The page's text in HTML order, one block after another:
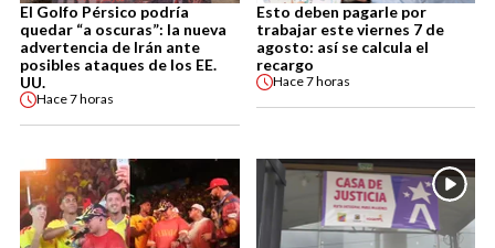
El Golfo Pérsico podría
quedar “a oscuras”: la nueva
advertencia de Irán ante
posibles ataques de los EE.
UU.
Hace7 horas
Esto deben pagarle por
trabajar este viernes 7 de
agosto: así se calcula el
recargo
Hace7 horas